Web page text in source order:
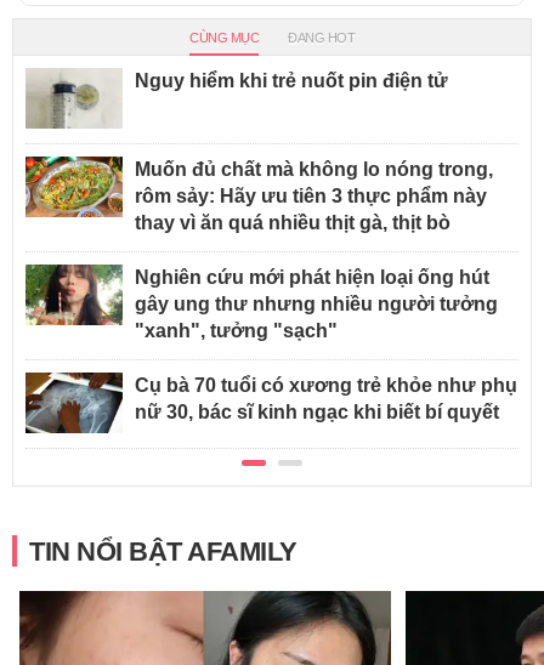
CÙNG MỤC ĐANG HOT
Nguy hiểm khi trẻ nuốt pin điện tử
Muốn đủ chất mà không lo nóng trong,
rôm sảy: Hãy ưu tiên 3 thực phẩm này
thay vì ăn quá nhiều thịt gà, thịt bò
Nghiên cứu mới phát hiện loại ống hút
gây ung thư nhưng nhiều người tưởng
"xanh", tưởng "sạch"
Cụ bà 70 tuổi có xương trẻ khỏe như phụ
nữ 30, bác sĩ kinh ngạc khi biết bí quyết
TIN NỔI BẬT AFAMILY